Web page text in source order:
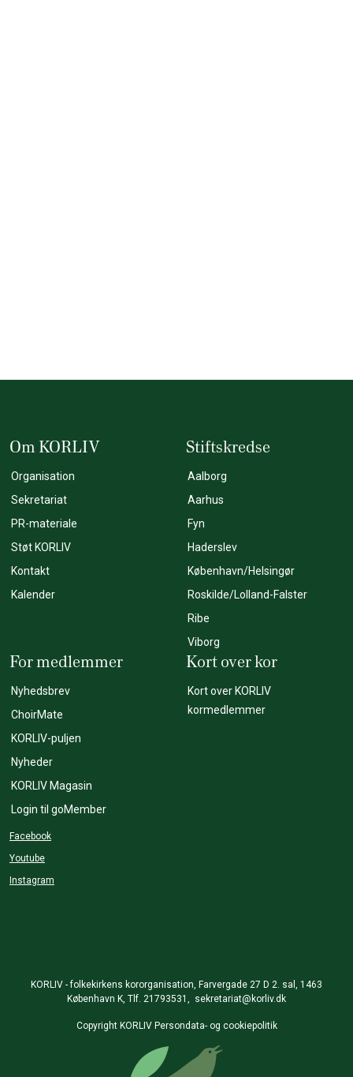
Om KORLIV
Organisation
Sekretariat
PR-materiale
Støt KORLIV
Kontakt
Kalender
Stiftskredse
Aalborg
Aarhus
Fyn
Haderslev
København/Helsingør
Roskilde/Lolland-Falster
Ribe
Viborg
For medlemmer
Nyhedsbrev
ChoirMate
KORLIV-puljen
Nyheder
KORLIV Magasin
Login til goMember
Kort over kor
Kort over KORLIV
kormedlemmer
Facebook
Youtube
Instagram
KORLIV - folkekirkens kororganisation, Farvergade 27 D 2. sal, 1463
København K, Tlf. 21793531, sekretariat@korliv.dk
Copyright KORLIV Persondata- og cookiepolitik